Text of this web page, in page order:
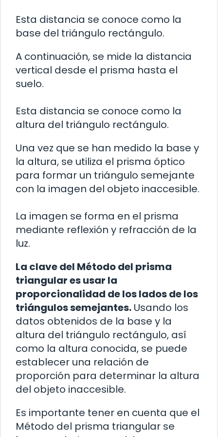
Esta distancia se conoce como la
base del triángulo rectángulo.
A continuación, se mide la distancia
vertical desde el prisma hasta el
suelo.
Esta distancia se conoce como la
altura del triángulo rectángulo.
Una vez que se han medido la base y
la altura, se utiliza el prisma óptico
para formar un triángulo semejante
con la imagen del objeto inaccesible.
La imagen se forma en el prisma
mediante reflexión y refracción de la
luz.
La clave del Método del prisma
triangular es usar la
proporcionalidad de los lados de los
triángulos semejantes. Usando los
datos obtenidos de la base y la
altura del triángulo rectángulo, así
como la altura conocida, se puede
establecer una relación de
proporción para determinar la altura
del objeto inaccesible.
Es importante tener en cuenta que el
Método del prisma triangular se